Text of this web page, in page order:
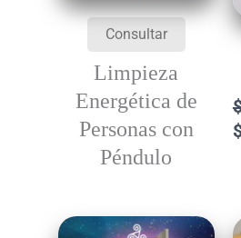
Consultar
Limpieza
Energética de
Personas con
Péndulo